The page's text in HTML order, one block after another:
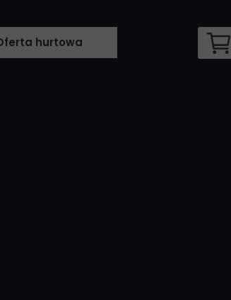
hurtowa